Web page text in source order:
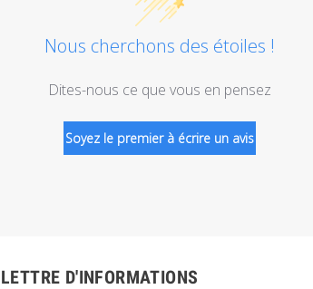
Nous cherchons des étoiles !
Dites-nous ce que vous en pensez
Soyez le premier à écrire un avis
LETTRE D'INFORMATIONS